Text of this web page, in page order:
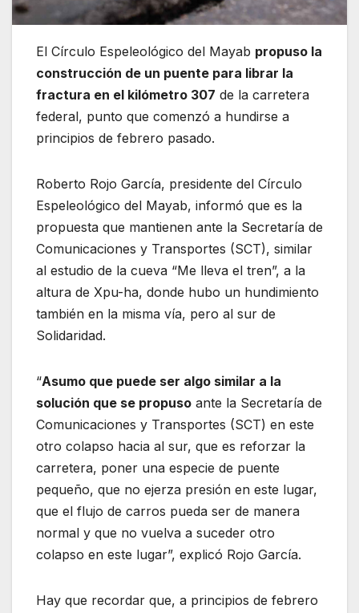
El Círculo Espeleológico del Mayab propuso la
construcción de un puente para librar la
fractura en el kilómetro 307 de la carretera
federal, punto que comenzó a hundirse a
principios de febrero pasado.
Roberto Rojo García, presidente del Círculo
Espeleológico del Mayab, informó que es la
propuesta que mantienen ante la Secretaría de
Comunicaciones y Transportes (SCT), similar
al estudio de la cueva “Me lleva el tren”, a la
altura de Xpu-ha, donde hubo un hundimiento
también en la misma vía, pero al sur de
Solidaridad.
“Asumo que puede ser algo similar a la
solución que se propuso ante la Secretaría de
Comunicaciones y Transportes (SCT) en este
otro colapso hacia al sur, que es reforzar la
carretera, poner una especie de puente
pequeño, que no ejerza presión en este lugar,
que el flujo de carros pueda ser de manera
normal y que no vuelva a suceder otro
colapso en este lugar”, explicó Rojo García.
Hay que recordar que, a principios de febrero